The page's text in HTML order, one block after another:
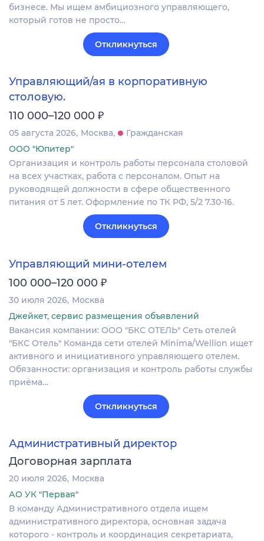
бизнесе. Мы ищем амбициозного управляющего,
который готов не просто…
Откликнуться
Управляющий/ая в корпоративную
столовую.
110 000–120 000 ₽
05 августа 2026 Москва
Гражданская
ООО "Юпитер"
Организация и контроль работы персонала столовой
на всех участках, работа с персоналом. Опыт на
руководящей должности в сфере общественного
питания от 5 лет. Оформление по ТК РФ, 5/2 7.30-16.
Откликнуться
Управляющий мини-отелем
100 000–120 000 ₽
30 июля 2026 Москва
Джейкет, сервис размещения объявлений
Вакансия компании: ООО "БКС ОТЕЛЬ" Сеть отелей
"БКС Отель" Команда сети отелей Minima/Wellion ищет
активного и инициативного управляющего отелем.
Обязанности: организация и контроль работы службы
приёма…
Откликнуться
Административный директор
Договорная зарплата
20 июля 2026 Москва
АО УК "Первая"
В команду Административного отдела ищем
административного директора, основная задача
которого - контроль и координация секретариата,